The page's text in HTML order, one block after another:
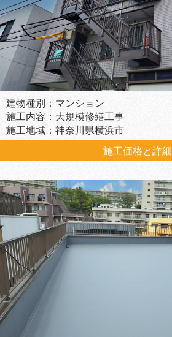
建物種別：マンション
施工内容：大規模修繕工事
施工地域：神奈川県横浜市
施工価格と詳細